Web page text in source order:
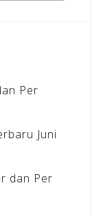
Per
Juni
dan Per